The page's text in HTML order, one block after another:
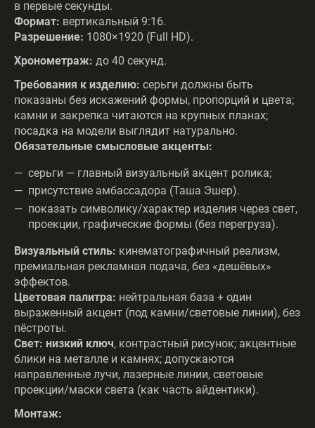
в первые секунды.
Формат: вертикальный 9:16.
Разрешение: 1080×1920 (Full HD).
Хронометраж: до 40 секунд.
Требования к изделию: серьги должны быть
показаны без искажений формы, пропорций и цвета;
камни и закрепка читаются на крупных планах;
посадка на модели выглядит натурально.
Обязательные смысловые акценты:
серьги — главный визуальный акцент ролика;
присутствие амбассадора (Таша Эшер).
показать символику/характер изделия через свет,
проекции, графические формы (без перегруза).
Визуальный стиль: кинематографичный реализм,
премиальная рекламная подача, без «дешёвых»
эффектов.
Цветовая палитра: нейтральная база + один
выраженный акцент (под камни/световые линии), без
пёстроты.
Свет: низкий ключ, контрастный рисунок; акцентные
блики на металле и камнях; допускаются
направленные лучи, лазерные линии, световые
проекции/маски света (как часть айдентики).
Монтаж: